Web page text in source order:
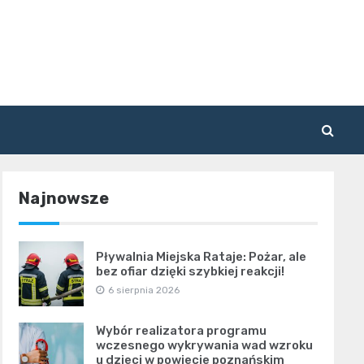
Najnowsze
Pływalnia Miejska Rataje: Pożar, ale
bez ofiar dzięki szybkiej reakcji!
6 sierpnia 2026
Wybór realizatora programu
wczesnego wykrywania wad wzroku
u dzieci w powiecie poznańskim